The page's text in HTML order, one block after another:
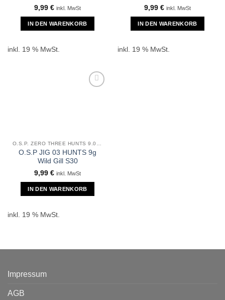
9,99 € inkl. MwSt
IN DEN WARENKORB
inkl. 19 % MwSt.
9,99 € inkl. MwSt
IN DEN WARENKORB
inkl. 19 % MwSt.
O.S.P. ZERO THREE HUNTS 9.0GR
O.S.P JIG 03 HUNTS 9g
Wild Gill S30
9,99 € inkl. MwSt
IN DEN WARENKORB
inkl. 19 % MwSt.
Impressum
AGB